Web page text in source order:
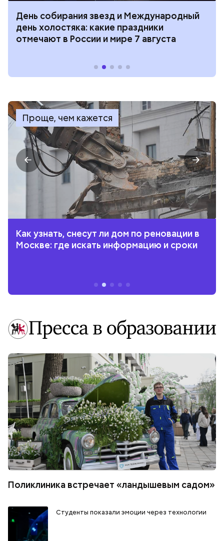
День собирания звезд и Международный
день холостяка: какие праздники
отмечают в России и мире 7 августа
Проще, чем кажется
Как узнать, снесут ли дом по реновации в
Москве: где искать информацию и сроки
Поликлиника встречает «ландышевым садом»
Студенты показали эмоции через технологии